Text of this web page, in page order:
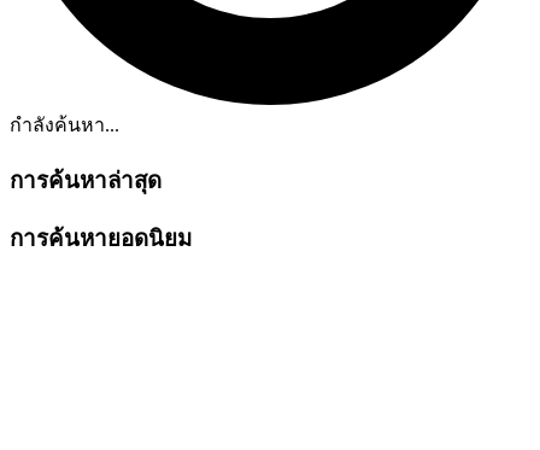
กำลังค้นหา...
การค้นหาล่าสุด
การค้นหายอดนิยม